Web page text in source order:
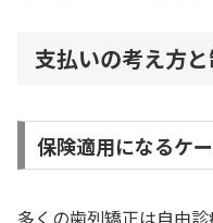
支払いの考え方
保険適用になるケ
多くの歯列矯正は自由